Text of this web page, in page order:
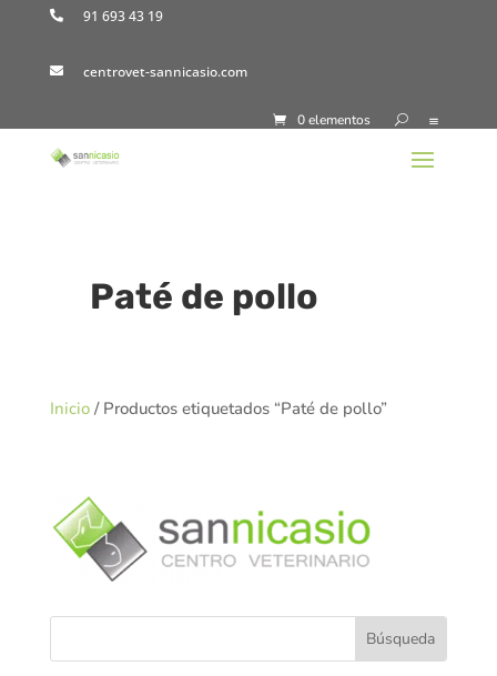
 91 693 43 19
 centrovet-sannicasio.com
0 elementos
Paté de pollo
Inicio/ Productos etiquetados “Paté de pollo”